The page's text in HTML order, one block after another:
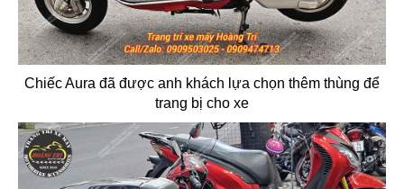
Chiếc Aura đã được anh khách lựa chọn thêm thùng để
trang bị cho xe